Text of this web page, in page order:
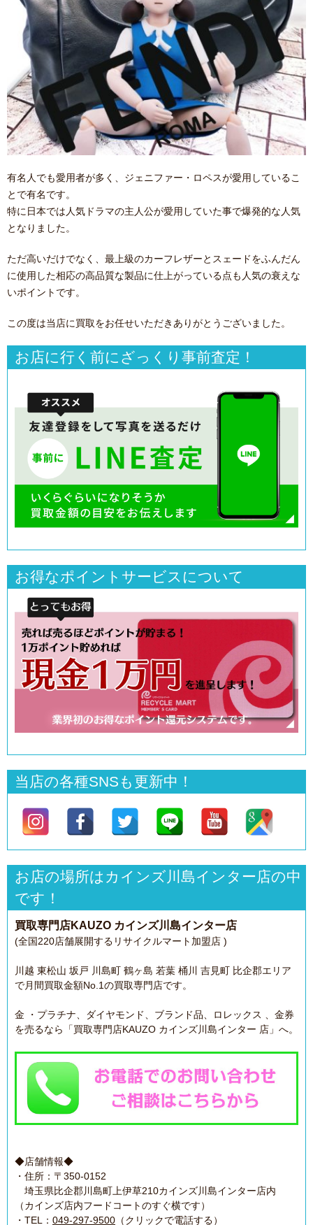
有名人でも愛用者が多く、ジェニファー・ロペスが愛用しているこ
とで有名です。
特に日本では人気ドラマの主人公が愛用していた事で爆発的な人気
となりました。
ただ高いだけでなく、最上級のカーフレザーとスェードをふんだん
に使用した相応の高品質な製品に仕上がっている点も人気の衰えな
いポイントです。
この度は当店に買取をお任せいただきありがとうございました。
お店に行く前にざっくり事前査定！
お得なポイントサービスについて
当店の各種SNSも更新中！
お店の場所はカインズ川島インター店の中
です！
買取専門店KAUZO カインズ川島インター店
(全国220店舗展開するリサイクルマート加盟店 )
川越 東松山 坂戸 川島町 鶴ヶ島 若葉 桶川 吉見町 比企郡エリア
で月間買取金額No.1の買取専門店です。
金 ・プラチナ、ダイヤモンド、ブランド品、ロレックス 、金券
を売るなら「買取専門店KAUZO カインズ川島インター 店」へ。
◆店舗情報◆
・住所：〒350-0152
埼玉県比企郡川島町上伊草210カインズ川島インター店内
（カインズ店内フードコートのすぐ横です）
・TEL： 049-297-9500 （クリックで電話する）